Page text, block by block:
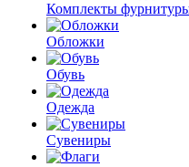
Комплекты
Обложки
Обувь
Одежда
Сувениры